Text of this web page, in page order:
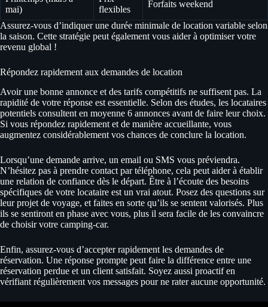
mai)
flexibles
Forfaits weekend
Assurez-vous d’indiquer une durée minimale de location variable selon
la saison. Cette stratégie peut également vous aider à optimiser votre
revenu global !
Répondez rapidement aux demandes de location
Avoir une bonne annonce et des tarifs compétitifs ne suffisent pas. La
rapidité de votre réponse est essentielle. Selon des études, les locataires
potentiels consultent en moyenne 6 annonces avant de faire leur choix.
Si vous répondez rapidement et de manière accueillante, vous
augmentez considérablement vos chances de conclure la location.
Lorsqu’une demande arrive, un email ou SMS vous préviendra.
N’hésitez pas à prendre contact par téléphone, cela peut aider à établir
une relation de confiance dès le départ. Être à l’écoute des besoins
spécifiques de votre locataire est un vrai atout. Posez des questions sur
leur projet de voyage, et faites en sorte qu’ils se sentent valorisés. Plus
ils se sentiront en phase avec vous, plus il sera facile de les convaincre
de choisir votre camping-car.
Enfin, assurez-vous d’accepter rapidement les demandes de
réservation. Une réponse prompte peut faire la différence entre une
réservation perdue et un client satisfait. Soyez aussi proactif en
vérifiant régulièrement vos messages pour ne rater aucune opportunité.